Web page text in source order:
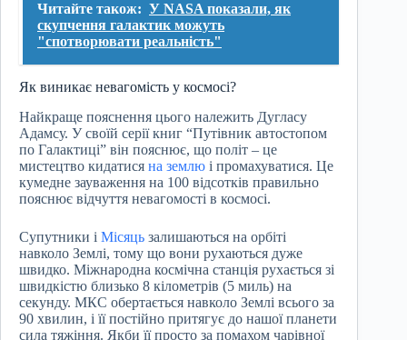
Читайте також: У NASA показали, як
скупчення галактик можуть
"спотворювати реальність"
Як виникає невагомість у космосі?
Найкраще пояснення цього належить Дугласу
Адамсу. У своїй серії книг “Путівник автостопом
по Галактиці” він пояснює, що політ – це
мистецтво кидатися на землю і промахуватися. Це
кумедне зауваження на 100 відсотків правильно
пояснює відчуття невагомості в космосі.
Супутники і Місяць залишаються на орбіті
навколо Землі, тому що вони рухаються дуже
швидко. Міжнародна космічна станція рухається зі
швидкістю близько 8 кілометрів (5 миль) на
секунду. МКС обертається навколо Землі всього за
90 хвилин, і її постійно притягує до нашої планети
сила тяжіння. Якби її просто за помахом чарівної